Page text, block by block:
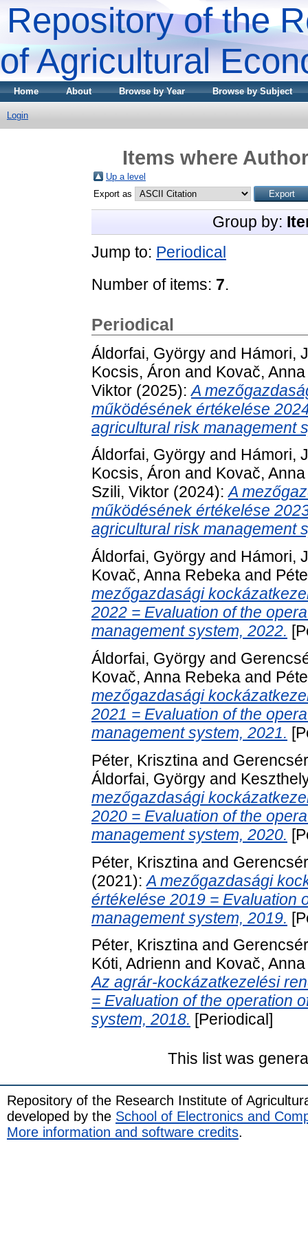
Repository of the
of Agricultural
Home About Browse by Year Browse by Subject
Login
Items where
Up a level
Export as
Group by:
Jump to: Periodical
Number of items: 7.
Periodical
Áldorfai, György and Hámori,
Kocsis, Áron and Kovač,
Viktor (2025):A
működésének értékelése
agricultural risk management
Áldorfai, György and Hámori,
Kocsis, Áron and Kovač,
Szili, Viktor (2024):A
működésének értékelése
agricultural risk management
Áldorfai, György and Hámori,
Kovač, Anna Rebeka and
mezőgazdasági
2022 = Evaluation of the
management system, 2022.
Áldorfai, György and
Kovač, Anna Rebeka and
mezőgazdasági
2021 = Evaluation of the
management system, 2021.
Péter, Krisztina and
Áldorfai, György and
mezőgazdasági
2020 = Evaluation of the
management system, 2020.
Péter, Krisztina and
(2021):A mezőgazdasági
értékelése 2019 = Evaluation
management system, 2019.
Péter, Krisztina and
Kóti, Adrienn and Kovač,
Az agrár-kockázatkezelési
= Evaluation of the operation
system, 2018. [Periodical]
This list was
Repository of the Research Institute of
developed by the School of Electronics and
More information and software credits.